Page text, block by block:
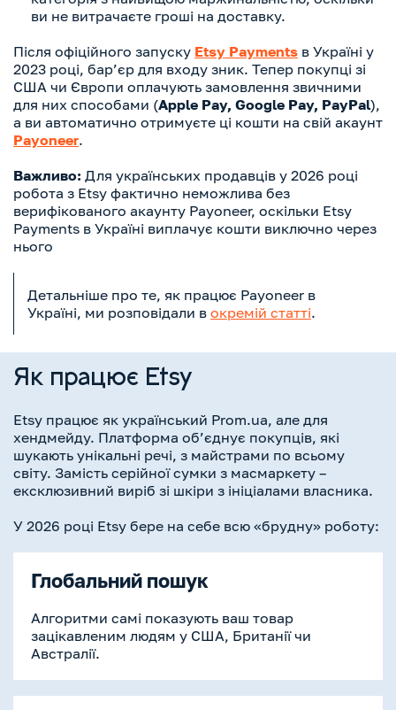
ви не витрачаєте гроші на доставку.
Після офіційного запуску Etsy Payments в Україні у
2023 році, бар’єр для входу зник. Тепер покупці зі
США чи Європи оплачують замовлення звичними
для них способами (Apple Pay, Google Pay, PayPal),
а ви автоматично отримуєте ці кошти на свій акаунт
Payoneer.
Важливо: Для українських продавців у 2026 році
робота з Etsy фактично неможлива без
верифікованого акаунту Payoneer, оскільки Etsy
Payments в Україні виплачує кошти виключно через
нього
Детальніше про те, як працює Payoneer в
Україні, ми розповідали в окремій статті.
Як працює Etsy
Etsy працює як український Prom.ua, але для
хендмейду. Платформа об’єднує покупців, які
шукають унікальні речі, з майстрами по всьому
світу. Замість серійної сумки з масмаркету –
ексклюзивний виріб зі шкіри з ініціалами власника.
У 2026 році Etsy бере на себе всю «брудну» роботу:
Глобальний пошук
Алгоритми самі показують ваш товар
зацікавленим людям у США, Британії чи
Австралії.